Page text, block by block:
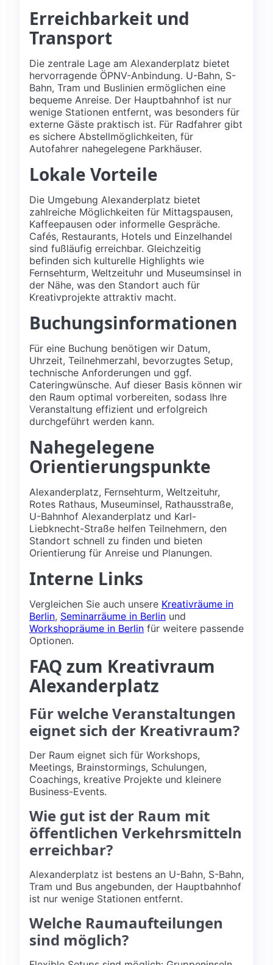
Erreichbarkeit und
Transport
Die zentrale Lage am Alexanderplatz bietet
hervorragende ÖPNV-Anbindung. U-Bahn, S-
Bahn, Tram und Buslinien ermöglichen eine
bequeme Anreise. Der Hauptbahnhof ist nur
wenige Stationen entfernt, was besonders für
externe Gäste praktisch ist. Für Radfahrer gibt
es sichere Abstellmöglichkeiten, für
Autofahrer nahegelegene Parkhäuser.
Lokale Vorteile
Die Umgebung Alexanderplatz bietet
zahlreiche Möglichkeiten für Mittagspausen,
Kaffeepausen oder informelle Gespräche.
Cafés, Restaurants, Hotels und Einzelhandel
sind fußläufig erreichbar. Gleichzeitig
befinden sich kulturelle Highlights wie
Fernsehturm, Weltzeituhr und Museumsinsel in
der Nähe, was den Standort auch für
Kreativprojekte attraktiv macht.
Buchungsinformationen
Für eine Buchung benötigen wir Datum,
Uhrzeit, Teilnehmerzahl, bevorzugtes Setup,
technische Anforderungen und ggf.
Cateringwünsche. Auf dieser Basis können wir
den Raum optimal vorbereiten, sodass Ihre
Veranstaltung effizient und erfolgreich
durchgeführt werden kann.
Nahegelegene
Orientierungspunkte
Alexanderplatz, Fernsehturm, Weltzeituhr,
Rotes Rathaus, Museuminsel, Rathausstraße,
U-Bahnhof Alexanderplatz und Karl-
Liebknecht-Straße helfen Teilnehmern, den
Standort schnell zu finden und bieten
Orientierung für Anreise und Planungen.
Interne Links
Vergleichen Sie auch unsere Kreativräume in
Berlin, Seminarräume in Berlin und
Workshopräume in Berlin für weitere passende
Optionen.
FAQ zum Kreativraum
Alexanderplatz
Für welche Veranstaltungen
eignet sich der Kreativraum?
Der Raum eignet sich für Workshops,
Meetings, Brainstormings, Schulungen,
Coachings, kreative Projekte und kleinere
Business-Events.
Wie gut ist der Raum mit
öffentlichen Verkehrsmitteln
erreichbar?
Alexanderplatz ist bestens an U-Bahn, S-Bahn,
Tram und Bus angebunden, der Hauptbahnhof
ist nur wenige Stationen entfernt.
Welche Raumaufteilungen
sind möglich?